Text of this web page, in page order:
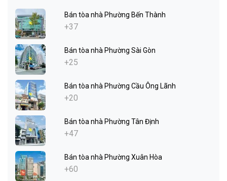
Bán tòa nhà Phường Bến Thành
+37
Bán tòa nhà Phường Sài Gòn
+25
Bán tòa nhà Phường Cầu Ông Lãnh
+20
Bán tòa nhà Phường Tân Định
+47
Bán tòa nhà Phường Xuân Hòa
+60